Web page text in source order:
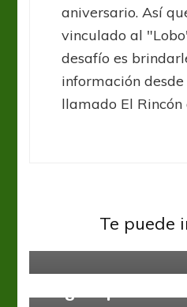
aniversario. Así
vinculado al
desafío es
información
llamado El Rincón
Te puede
Liga Profesional San